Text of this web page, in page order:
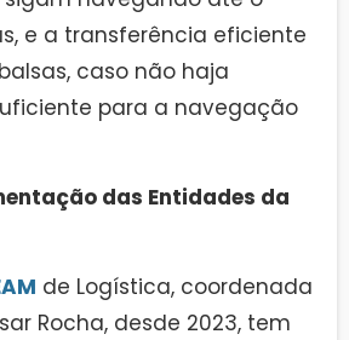
e a transferência eficiente
caso não haja
para a navegação
das Entidades da
de Logística, coordenada
Rocha, desde 2023, tem